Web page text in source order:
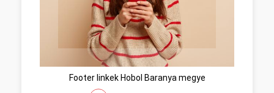
Footer linkek Hobol Baranya megye